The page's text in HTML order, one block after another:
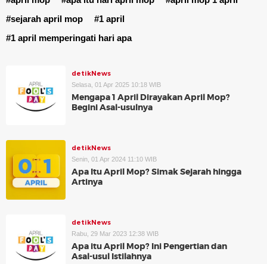
#sejarah april mop
#1 april
#1 april memperingati hari apa
detikNews
Selasa, 01 Apr 2025 10:18 WIB
Mengapa 1 April Dirayakan April Mop?
Begini Asal-usulnya
detikNews
Senin, 01 Apr 2024 11:10 WIB
Apa Itu April Mop? Simak Sejarah hingga
Artinya
detikNews
Rabu, 29 Mar 2023 12:38 WIB
Apa itu April Mop? Ini Pengertian dan
Asal-usul Istilahnya